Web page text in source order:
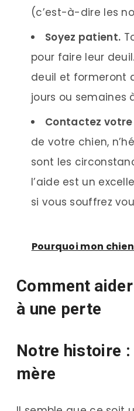
(c’est-à-dire les
Soyez patient.
pour faire leur
deuil et formeront
jours ou semaines
Contactez
de votre chien,
sont les
l’aide est un
si vous souffrez
Pourquoi mon
Comment
à une perte
Notre histoire :
mère